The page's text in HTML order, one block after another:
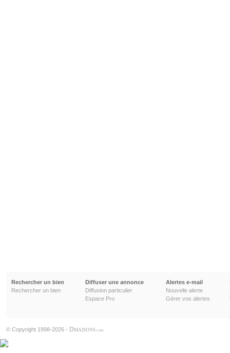
Rechercher un bien
Rechercher un bien
Diffuser une annonce
Diffusion particulier
Espace Pro
Alertes e-mail
Nouvelle alerte
Gérer vos alertes
© Copyright 1998-2026 - DMAISONS .COM